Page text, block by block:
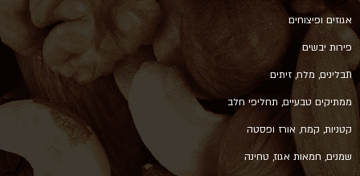
אגוזים ופיצוחים
פירות יבשים
תבלינים, מלח, זיתים
ממתיקים טבעיים, תחליפי חלב
קטניות, קמח, אורז ופסטה
שמנים, חמאות אגוז, טחינה